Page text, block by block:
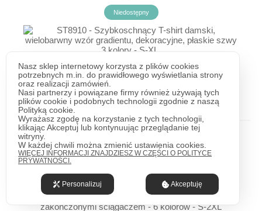
Niedostępny
35,68 zł +VAT
43,89 złbrutto
ZOBACZ
TSRLPRMLS - T-Shirt damski z długimi rękawami
zakończonymi ściągaczem - 6 kolorów - S-2XL
Dostępny natychmiast
Nasz sklep internetowy korzysta z plików cookies
potrzebnych m.in. do prawidłowego wyświetlania strony
oraz realizacji zamówień.
Nasi partnerzy i powiązane firmy również używają tych
plików cookie i podobnych technologii zgodnie z naszą
Polityką cookie.
Wyrażasz zgodę na korzystanie z tych technologii,
klikając Akceptuj lub kontynuując przeglądanie tej
witryny.
W każdej chwili można zmienić ustawienia cookies.
WIĘCEJ INFORMACJI ZNAJDZIESZ W CZĘŚCI O POLITYCE
PRYWATNOŚCI.
Personalizuj Akceptuję